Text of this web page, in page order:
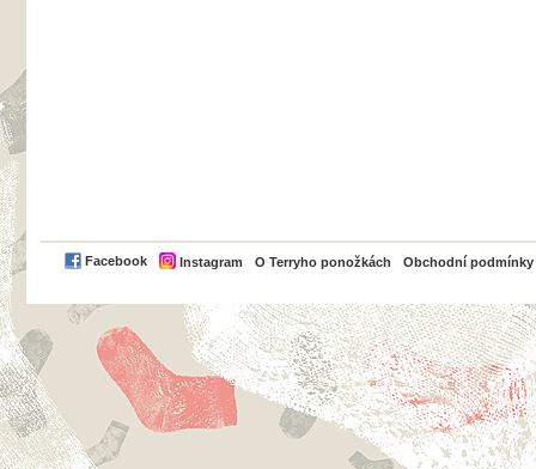
Facebook Instagram O Terryho ponožkách Obchodní podmínky
PayPal